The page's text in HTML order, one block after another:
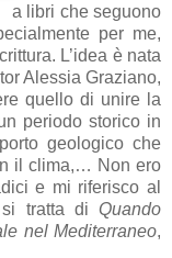
a libri che seguono
per me,
L’idea è nata
Alessia Graziano,
quello di unire la
periodo storico in
geologico che
il clima,… Non ero
e mi riferisco al
si tratta di Quando
nel Mediterraneo,